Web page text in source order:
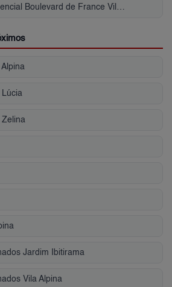
Condomínio Residencial Boulevard de France Vila Bela
Lúcia
Zelina
Jardim Ibitirama
Vila Alpina